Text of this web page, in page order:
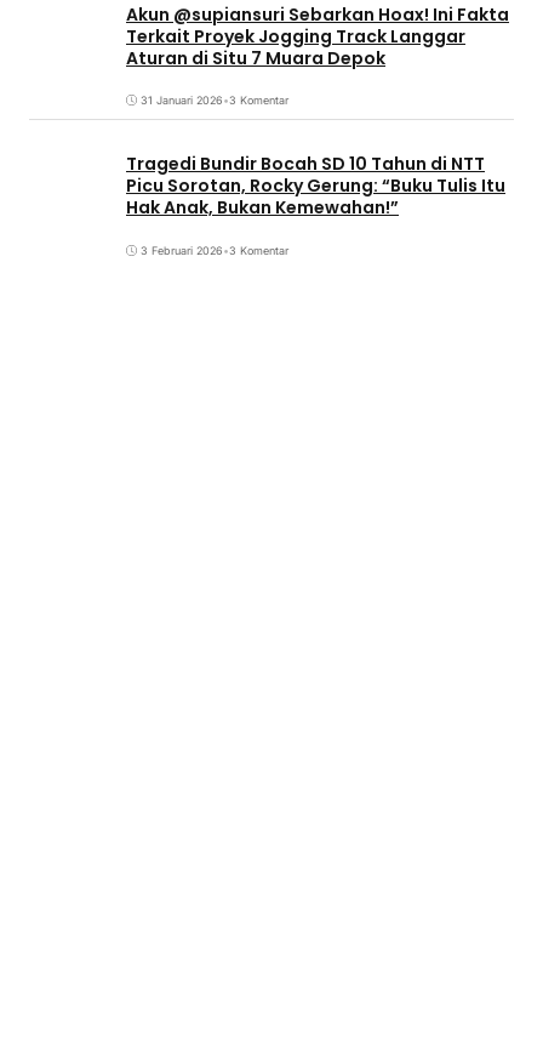
Akun @supiansuri Sebarkan Hoax! Ini Fakta
Terkait Proyek Jogging Track Langgar
Aturan di Situ 7 Muara Depok
31 Januari 2026•3 Komentar
Tragedi Bundir Bocah SD 10 Tahun di NTT
Picu Sorotan, Rocky Gerung: “Buku Tulis Itu
Hak Anak, Bukan Kemewahan!”
3 Februari 2026•3 Komentar